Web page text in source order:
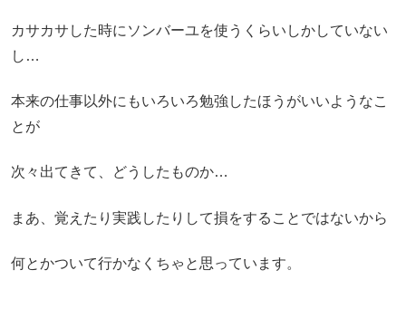
カサカサした時にソンバーユを使うくらいしかしていない
し…
本来の仕事以外にもいろいろ勉強したほうがいいようなこ
とが
次々出てきて、どうしたものか…
まあ、覚えたり実践したりして損をすることではないから
何とかついて行かなくちゃと思っています。